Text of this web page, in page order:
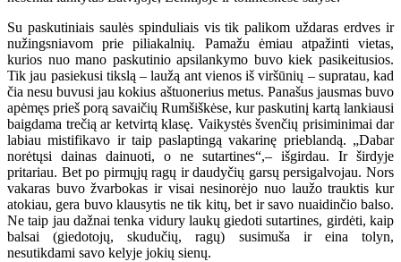
Su paskutiniais saulės spinduliais vis tik palikom uždaras erdves ir
nužingsniavom prie piliakalnių. Pamažu ėmiau atpažinti vietas,
kurios nuo mano paskutinio apsilankymo buvo kiek pasikeitusios.
Tik jau pasiekusi tikslą – laužą ant vienos iš viršūnių – supratau, kad
čia nesu buvusi jau kokius aštuonerius metus. Panašus jausmas buvo
apėmęs prieš porą savaičių Rumšiškėse, kur paskutinį kartą lankiausi
baigdama trečią ar ketvirtą klasę. Vaikystės švenčių prisiminimai dar
labiau mistifikavo ir taip paslaptingą vakarinę prieblandą. „Dabar
norėtųsi dainas dainuoti, o ne sutartines“,– išgirdau. Ir širdyje
pritariau. Bet po pirmųjų ragų ir daudyčių garsų persigalvojau. Nors
vakaras buvo žvarbokas ir visai nesinorėjo nuo laužo trauktis kur
atokiau, gera buvo klausytis ne tik kitų, bet ir savo nuaidinčio balso.
Ne taip jau dažnai tenka vidury laukų giedoti sutartines, girdėti, kaip
balsai (giedotojų, skudučių, ragų) susimuša ir eina tolyn,
nesutikdami savo kelyje jokių sienų.